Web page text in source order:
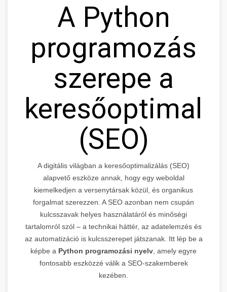
A Python
programozás
szerepe a
(SEO)
A digitális világban a keresőoptimalizálás (SEO)
alapvető eszköze annak, hogy egy weboldal
kiemelkedjen a versenytársak közül, és organikus
forgalmat szerezzen. A SEO azonban nem csupán
kulcsszavak helyes használatáról és minőségi
tartalomról szól – a technikai háttér, az adatelemzés és
az automatizáció is kulcsszerepet játszanak. Itt lép be a
képbe a Python programozási nyelv , amely egyre
fontosabb eszközzé válik a SEO-szakemberek
kezében.